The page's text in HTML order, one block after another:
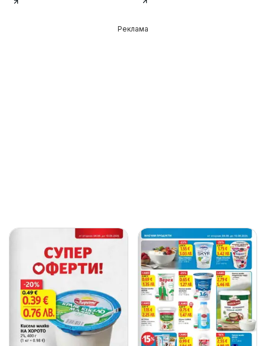
Реклама